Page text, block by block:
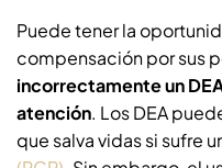
Puede tener la
compensación por sus
incorrectamente un
atención. Los DEA
que salva vidas si sufre